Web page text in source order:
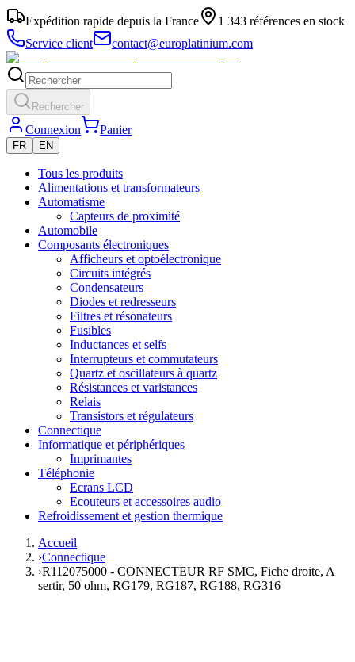
Expédition rapide depuis la France
1 343 références en stock
Service client
contact@europlatinium.com
Rechercher
Connexion Panier
FR EN
Tous les produits
Alimentations et transformateurs
Automatisme
Capteurs de proximité
Automobile
Composants électroniques
Afficheurs et optoélectronique
Circuits intégrés
Condensateurs
Diodes et redresseurs
Filtres et résonateurs
Fusibles
Inductances et selfs
Interrupteurs et commutateurs
Quartz et oscillateurs à quartz
Résistances et varistances
Relais
Transistors et régulateurs
Connectique
Informatique et périphériques
Imprimantes
Téléphonie
Ecrans LCD
Ecouteurs et accessoires audio
Refroidissement et gestion thermique
Accueil
›Connectique
›R112075000 - CONNECTEUR RF SMC, Fiche droite, A
sertir, 50 ohm, RG179, RG187, RG188, RG316